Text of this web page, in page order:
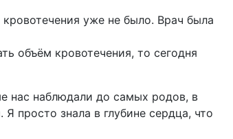
уже не было. Врач была
объём кровотечения, то сегодня
нас наблюдали до самых родов, в
просто знала в глубине сердца, что